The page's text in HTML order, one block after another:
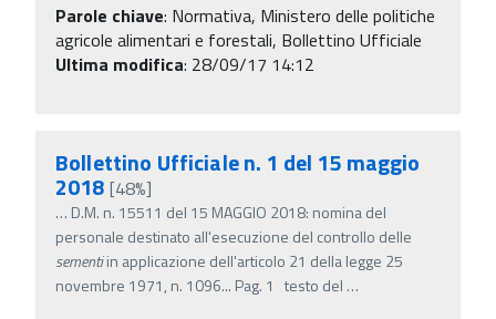
Parole chiave: Normativa, Ministero delle politiche
agricole alimentari e forestali, Bollettino Ufficiale
Ultima modifica: 28/09/17 14:12
Bollettino Ufficiale n. 1 del 15 maggio
2018 [48%]
… D.M. n. 15511 del 15 MAGGIO 2018: nomina del
personale destinato all'esecuzione del controllo delle
sementiin applicazione dell'articolo 21 della legge 25
novembre 1971, n. 1096... Pag. 1 testo del …